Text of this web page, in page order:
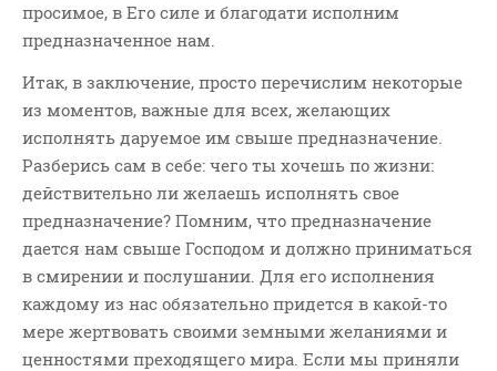
просимое, в Его силе и благодати исполним
предназначенное нам.
Итак, в заключение, просто перечислим некоторые
из моментов, важные для всех, желающих
исполнять даруемое им свыше предназначение.
Разберись сам в себе: чего ты хочешь по жизни:
действительно ли желаешь исполнять свое
предназначение? Помним, что предназначение
дается нам свыше Господом и должно приниматься
в смирении и послушании. Для его исполнения
каждому из нас обязательно придется в какой-то
мере жертвовать своими земными желаниями и
ценностями преходящего мира. Если мы приняли